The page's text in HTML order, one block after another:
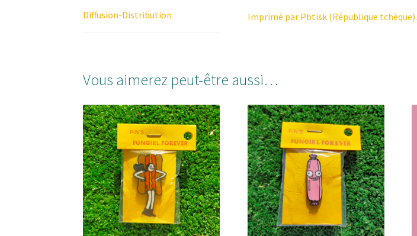
Diffusion-Distribution Imprimé par Pbtisk (République tchèque).
Vous aimerez peut-être aussi…